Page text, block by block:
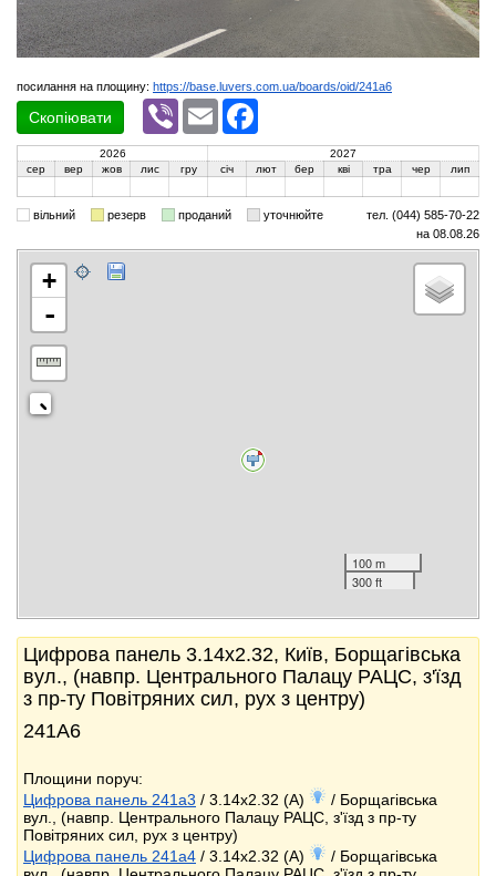
посилання на площину: https://base.luvers.com.ua/boards/oid/241a6
Скопіювати
Viber Email
2026
2027
сер
вер жов лис гру січ лют бер кві тра чер лип
вільний резерв проданий уточнюйте
тел. (044) 585-70-22
на 08.08.26
+
-
100 m
300 ft
Цифрова панель 3.14x2.32, Київ, Борщагівська
вул., (навпр. Центрального Палацу РАЦС, з'їзд
з пр-ту Повітряних сил, рух з центру)
241А6
Площини поруч:
Цифрова панель 241a3 / 3.14x2.32 (A)
/ Борщагівська
вул., (навпр. Центрального Палацу РАЦС, з'їзд з пр-ту
Повітряних сил, рух з центру)
Цифрова панель 241a4 / 3.14x2.32 (A)
/ Борщагівська